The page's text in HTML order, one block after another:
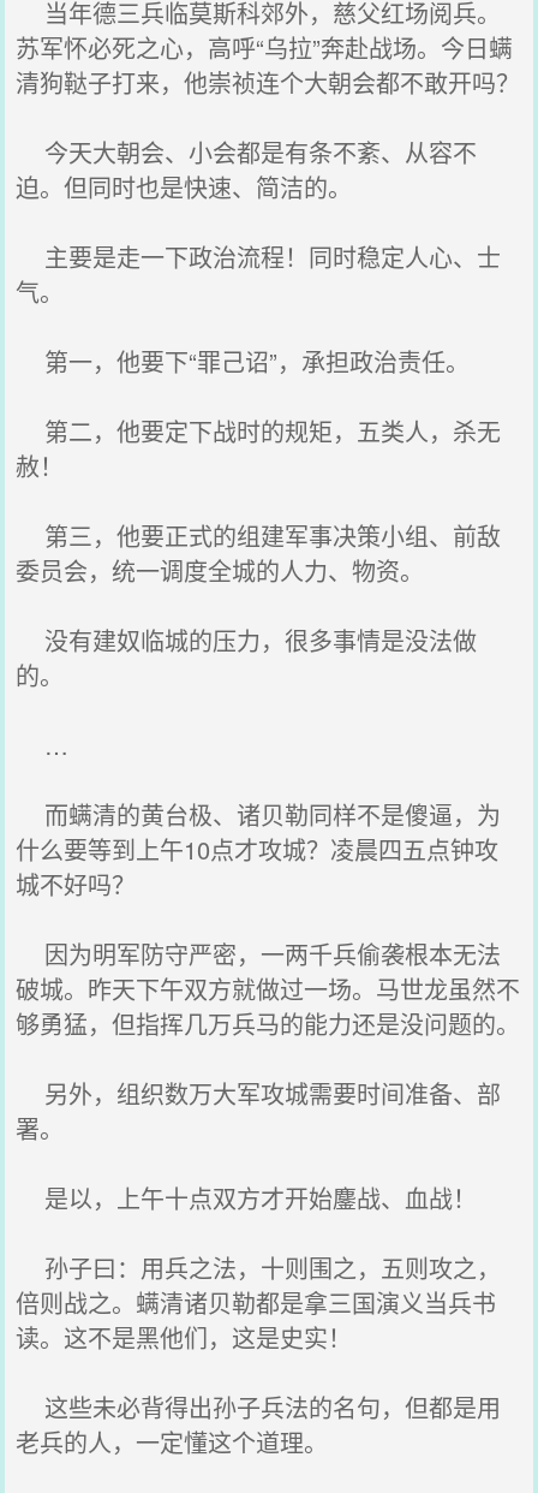
当年德三兵临莫斯科郊外，慈父红场阅兵。
苏军怀必死之心，高呼“乌拉”奔赴战场。今日螨
清狗鞑子打来，他崇祯连个大朝会都不敢开吗？
今天大朝会、小会都是有条不紊、从容不
迫。但同时也是快速、简洁的。
主要是走一下政治流程！同时稳定人心、士
气。
第一，他要下“罪己诏”，承担政治责任。
第二，他要定下战时的规矩，五类人，杀无
赦！
第三，他要正式的组建军事决策小组、前敌
委员会，统一调度全城的人力、物资。
没有建奴临城的压力，很多事情是没法做
的。
…
而螨清的黄台极、诸贝勒同样不是傻逼，为
什么要等到上午10点才攻城？凌晨四五点钟攻
城不好吗？
因为明军防守严密，一两千兵偷袭根本无法
破城。昨天下午双方就做过一场。马世龙虽然不
够勇猛，但指挥几万兵马的能力还是没问题的。
另外，组织数万大军攻城需要时间准备、部
署。
是以，上午十点双方才开始鏖战、血战！
孙子曰：用兵之法，十则围之，五则攻之，
倍则战之。螨清诸贝勒都是拿三国演义当兵书
读。这不是黑他们，这是史实！
这些未必背得出孙子兵法的名句，但都是用
老兵的人，一定懂这个道理。